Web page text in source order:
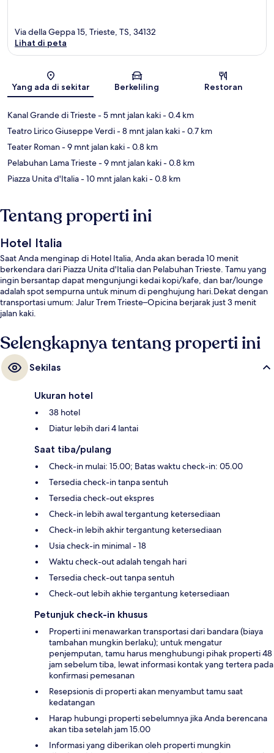
Peta
Via della Geppa 15, Trieste, TS, 34132
Lihat di peta
Yang ada di sekitar Berkeliling Restoran
Kanal Grande di Trieste- 5 mnt jalan kaki- 0.4 km
Teatro Lirico Giuseppe Verdi- 8 mnt jalan kaki- 0.7 km
Teater Roman- 9 mnt jalan kaki- 0.8 km
Pelabuhan Lama Trieste- 9 mnt jalan kaki- 0.8 km
Piazza Unita d'Italia- 10 mnt jalan kaki- 0.8 km
Tentang properti ini
Hotel Italia
Saat Anda menginap di Hotel Italia, Anda akan berada 10 menit
berkendara dari Piazza Unita d'Italia dan Pelabuhan Trieste. Tamu yang
ingin bersantap dapat mengunjungi kedai kopi/kafe, dan bar/lounge
adalah spot sempurna untuk minum di penghujung hari.Dekat dengan
transportasi umum: Jalur Trem Trieste–Opicina berjarak just 3 menit
jalan kaki.
Selengkapnya tentang properti ini
Sekilas
Ukuran hotel
38 hotel
Diatur lebih dari 4 lantai
Saat tiba/pulang
Check-in mulai: 15.00; Batas waktu check-in: 05.00
Tersedia check-in tanpa sentuh
Tersedia check-out ekspres
Check-in lebih awal tergantung ketersediaan
Check-in lebih akhir tergantung ketersediaan
Usia check-in minimal - 18
Waktu check-out adalah tengah hari
Tersedia check-out tanpa sentuh
Check-out lebih akhie tergantung ketersediaan
Petunjuk check-in khusus
Properti ini menawarkan transportasi dari bandara (biaya
tambahan mungkin berlaku); untuk mengatur
penjemputan, tamu harus menghubungi pihak properti 48
jam sebelum tiba, lewat informasi kontak yang tertera pada
konfirmasi pemesanan
Resepsionis di properti akan menyambut tamu saat
kedatangan
Harap hubungi properti sebelumnya jika Anda berencana
akan tiba setelah jam 15.00
Informasi yang diberikan oleh properti mungkin